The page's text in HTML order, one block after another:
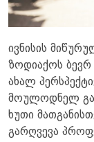
ივნისის
ზოდიაქოს ბევრ
ახალ
მოულოდნელ
ხუთი
გარღვევა